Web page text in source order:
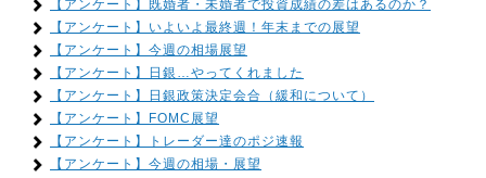
【アンケート】既婚者・未婚者で投資成績の差はあるのか？
【アンケート】いよいよ最終週！年末までの展望
【アンケート】今週の相場展望
【アンケート】日銀…やってくれました
【アンケート】日銀政策決定会合（緩和について）
【アンケート】FOMC展望
【アンケート】トレーダー達のポジ速報
【アンケート】今週の相場・展望